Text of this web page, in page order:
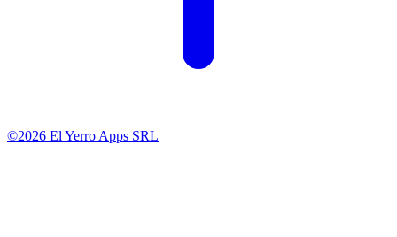
©2026 El Yerro Apps SRL